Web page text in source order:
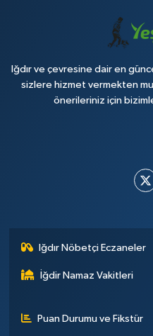
Iğdır ve çevresine dair en
sizlere hizmet vermekten
önerileriniz için
Iğdır Nöbetçi Eczaneler
İğdir Namaz Vakitleri
Puan Durumu ve Fikstür